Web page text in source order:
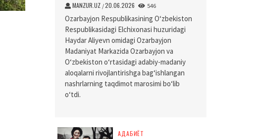
MANZUR.UZ /20.06.2026 546
Ozarbayjon Respublikasining O‘zbekiston
Respublikasidagi Elchixonasi huzuridagi
Haydar Aliyevn omidagi Ozarbayjon
Madaniyat Markazida Ozarbayjon va
O‘zbekiston o‘rtasidagi adabiy-madaniy
aloqalarni rivojlantirishga bag‘ishlangan
nashrlarning taqdimot marosimi bo‘lib
o‘tdi.
АДАБИЁТ